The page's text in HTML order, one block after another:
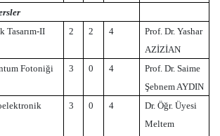
Tasarım-II 2 2 4
Prof. Dr. Yashar
AZİZİAN
Fotoniği 3 0 4
Prof. Dr. Saime
Şebnem AYDIN
3 0 4
Dr. Öğr. Üyesi
Meltem